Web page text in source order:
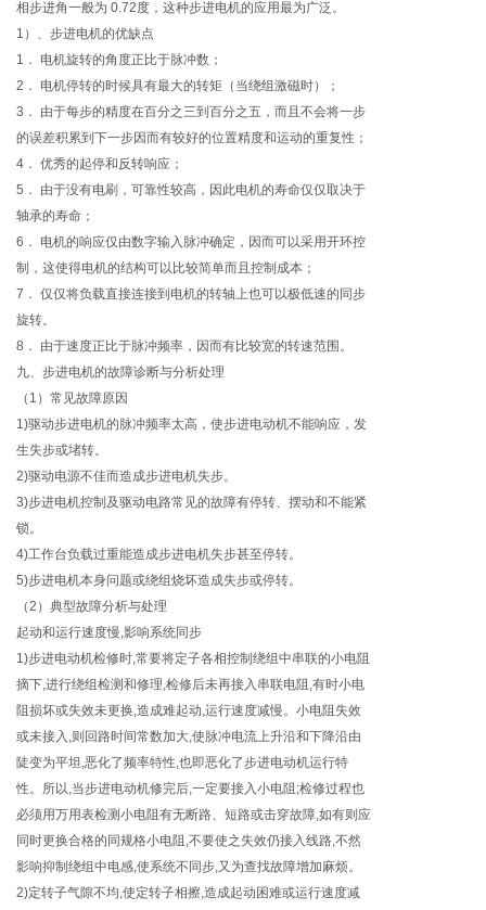
相步进角一般为 0.72度，这种步进电机的应用最为广泛。
1）、步进电机的优缺点
1． 电机旋转的角度正比于脉冲数；
2． 电机停转的时候具有最大的转矩（当绕组激磁时）；
3． 由于每步的精度在百分之三到百分之五，而且不会将一步
的误差积累到下一步因而有较好的位置精度和运动的重复性；
4． 优秀的起停和反转响应；
5． 由于没有电刷，可靠性较高，因此电机的寿命仅仅取决于
轴承的寿命；
6． 电机的响应仅由数字输入脉冲确定，因而可以采用开环控
制，这使得电机的结构可以比较简单而且控制成本；
7． 仅仅将负载直接连接到电机的转轴上也可以极低速的同步
旋转。
8． 由于速度正比于脉冲频率，因而有比较宽的转速范围。
九、步进电机的故障诊断与分析处理
（1）常见故障原因
1)驱动步进电机的脉冲频率太高，使步进电动机不能响应，发
生失步或堵转。
2)驱动电源不佳而造成步进电机失步。
3)步进电机控制及驱动电路常见的故障有停转、摆动和不能紧
锁。
4)工作台负载过重能造成步进电机失步甚至停转。
5)步进电机本身问题或绕组烧坏造成失步或停转。
（2）典型故障分析与处理
起动和运行速度慢,影响系统同步
1)步进电动机检修时,常要将定子各相控制绕组中串联的小电阻
摘下,进行绕组检测和修理,检修后未再接入串联电阻,有时小电
阻损坏或失效未更换,造成难起动,运行速度减慢。小电阻失效
或未接入,则回路时间常数加大,使脉冲电流上升沿和下降沿由
陡变为平坦,恶化了频率特性,也即恶化了步进电动机运行特
性。所以,当步进电动机修完后,一定要接入小电阻;检修过程也
必须用万用表检测小电阻有无断路、短路或击穿故障,如有则应
同时更换合格的同规格小电阻,不要使之失效仍接入线路,不然
影响抑制绕组中电感,使系统不同步,又为查找故障增加麻烦。
2)定转子气隙不均,使定转子相擦,造成起动困难或运行速度减